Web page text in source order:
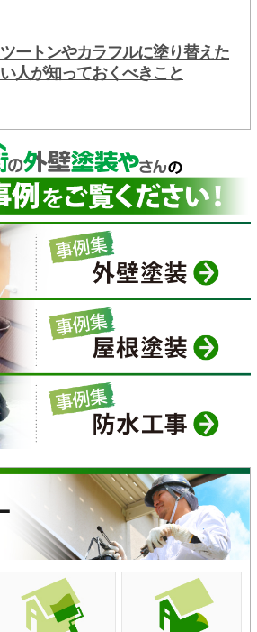
ツートンやカラフルに塗り替えた
い人が知っておくべきこと